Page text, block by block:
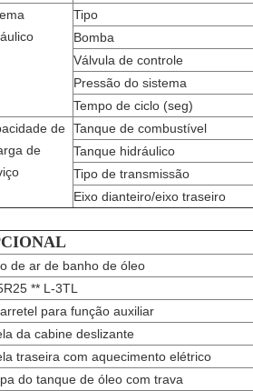
Tipo
Bomba
Válvula de controle
Pressão do sistema
Tempo de ciclo (seg)
de
de
Tanque de combustível
Tanque hidráulico
Tipo de transmissão
Eixo dianteiro/eixo traseiro
de ar de banho de óleo
** L-3TL
para função auxiliar
da cabine deslizante
traseira com aquecimento elétrico
do tanque de óleo com trava